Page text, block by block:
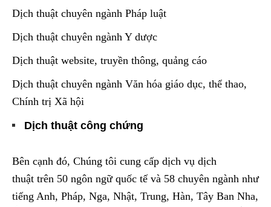
Dịch thuật chuyên ngành Pháp luật
Dịch thuật chuyên ngành Y dược
Dịch thuật website, truyền thông, quảng cáo
Dịch thuật chuyên ngành Văn hóa giáo dục, thể thao,
Chính trị Xã hội
Dịch thuật công chứng
Bên cạnh đó, Chúng tôi cung cấp dịch vụ dịch
thuật trên 50 ngôn ngữ quốc tế và 58 chuyên ngành như
tiếng Anh, Pháp, Nga, Nhật, Trung, Hàn, Tây Ban Nha,